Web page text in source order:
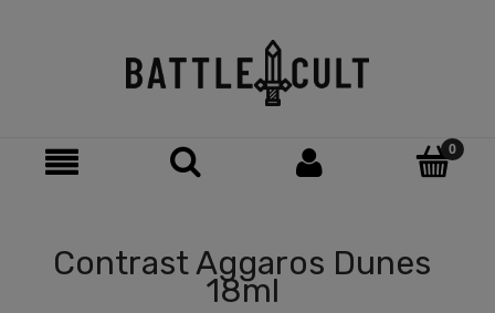
Contrast Aggaros Dunes
18ml